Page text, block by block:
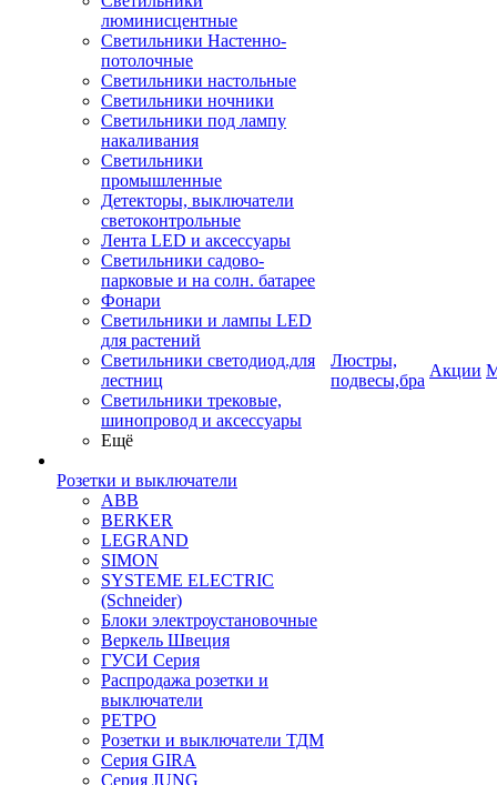
люминисцентные
Светильники Настенно-
потолочные
Светильники настольные
Светильники ночники
Светильники под лампу
накаливания
Светильники
промышленные
Детекторы, выключатели
светоконтрольные
Лента LED и аксессуары
Светильники садово-
парковые и на солн. батарее
Фонари
Светильники и лампы LED
для растений
Светильники светодиод.для
лестниц
Светильники трековые,
шинопровод и аксессуары
Ещё
Розетки и выключатели
ABB
BERKER
LEGRAND
SIMON
SYSTEME ELECTRIC
(Schneider)
Блоки электроустановочные
Веркель Швеция
ГУСИ Серия
Распродажа розетки и
выключатели
РЕТРО
Розетки и выключатели ТДМ
Серия GIRA
Серия JUNG
Люстры,
подвесы,бра
Акции